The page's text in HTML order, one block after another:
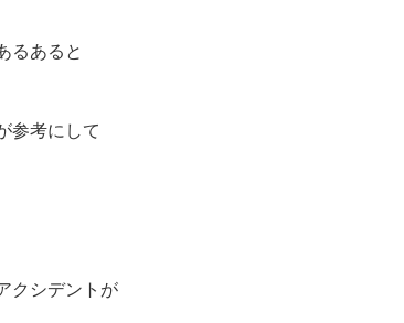
るあると
参考にして
クシデントが